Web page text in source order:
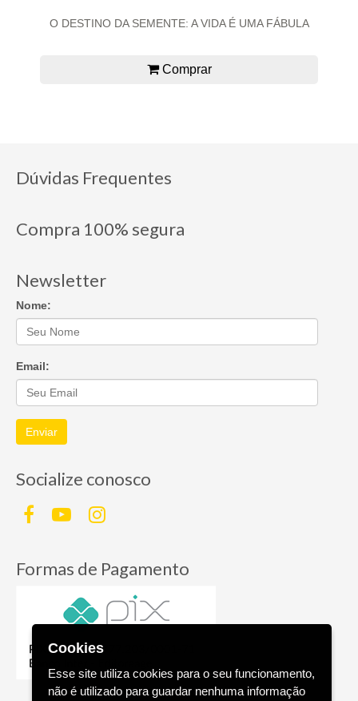
O DESTINO DA SEMENTE: A VIDA É UMA FÁBULA
Comprar
Dúvidas Frequentes
Compra 100% segura
Newsletter
Nome:
Email:
Enviar
Socialize conosco
Formas de Pagamento
Cookies
Esse site utiliza cookies para o seu funcionamento,
não é utilizado para guardar nenhuma informação